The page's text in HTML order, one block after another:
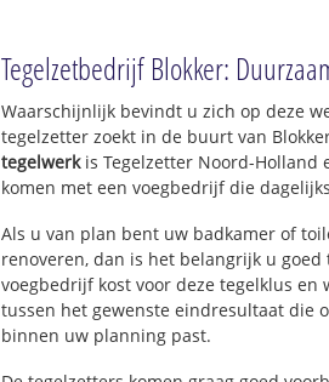
Tegelzetbedrijf Blokker:
Waarschijnlijk bevindt u zich op deze
tegelzetter zoekt in de buurt van
tegelwerkis Tegelzetter Noord-Holland
komen met een voegbedrijf die
Als u van plan bent uw badkamer of
renoveren, dan is het belangrijk u goed
voegbedrijf kost voor deze tegelklus
tussen het gewenste eindresultaat die
binnen uw planning past.